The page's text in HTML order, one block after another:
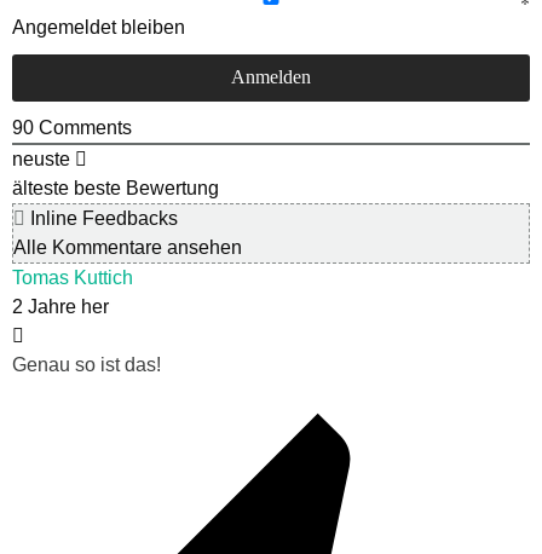
Angemeldet bleiben
90 Comments
neuste
älteste beste Bewertung
Inline Feedbacks
Alle Kommentare ansehen
Tomas Kuttich
2 Jahre her
Genau so ist das!